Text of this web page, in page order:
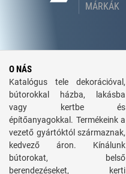
MÁRKÁK
O NÁS
Katalógus tele dekorációval,
bútorokkal házba, lakásba
vagy kertbe és
építőanyagokkal. Termékeink a
vezető gyártóktól származnak,
kedvező áron. Kínálunk
bútorokat, belső
berendezéseket, kerti